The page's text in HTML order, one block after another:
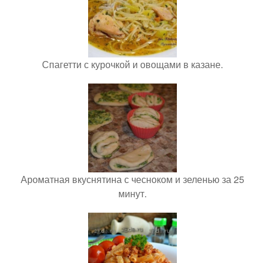
Спагетти с курочкой и овощами в казане.
Ароматная вкуснятина с чесноком и зеленью за 25
минут.